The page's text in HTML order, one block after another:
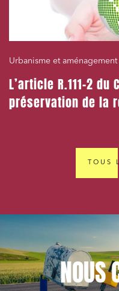
Urbanisme et aménagement
L’article R.111-2 du
préservation de la
TOUS
NOUS